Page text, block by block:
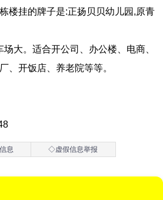
楼挂的牌子是:正扬贝贝幼儿园,原青
大。适合开公司、办公楼、电商、
、开饭店、养老院等等。
息 ◇虚假信息举报